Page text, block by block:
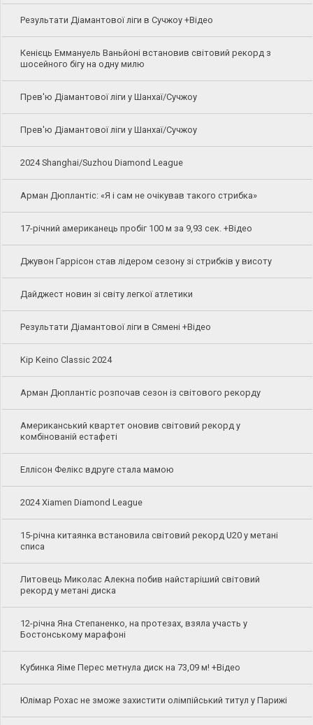
Результати Діамантової ліги в Сучжоу +Відео
Кенієць Еммануель Ваньйоні встановив світовий рекорд з
шосейного бігу на одну милю
Прев'ю Діамантової ліги у Шанхаї/Сучжоу
Прев'ю Діамантової ліги у Шанхаї/Сучжоу
2024 Shanghai/Suzhou Diamond League
Арман Дюплантіс: «Я і сам не очікував такого стрибка»
17-річний американець пробіг 100 м за 9,93 сек. +Відео
Джувон Гаррісон став лідером сезону зі стрибків у висоту
Дайджест новин зі світу легкої атлетики
Результати Діамантової ліги в Сямені +Відео
Kip Keino Classic 2024
Арман Дюплантіс розпочав сезон із світового рекорду
Американський квартет оновив світовий рекорд у
комбінованій естафеті
Еллісон Фелікс вдруге стала мамою
2024 Xiamen Diamond League
15-річна китаянка встановила світовий рекорд U20 у метані
списа
Литовець Миколас Алекна побив найстаріший світовий
рекорд у метані диска
12-річна Яна Степаненко, на протезах, взяла участь у
Бостонському марафоні
Кубинка Яіме Перес метнула диск на 73,09 м! +Відео
Юлімар Рохас не зможе захистити олімпійський титул у Парижі